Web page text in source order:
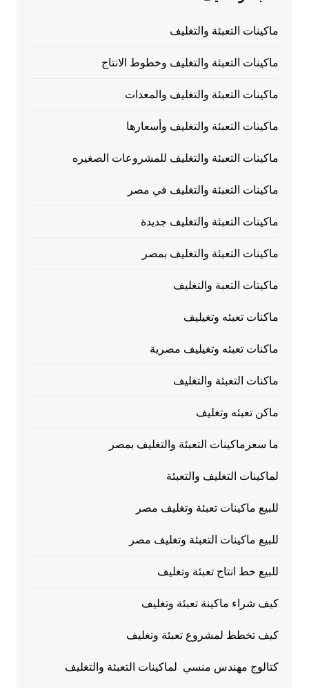
ماكينات التعبئة والتغليف
ماكينات التعبئة والتغليف وخطوط الانتاج
ماكينات التعبئة والتغليف والمعدات
ماكينات التعبئة والتغليف وأسعارها
ماكينات التعبئة والتغليف للمشروعات الصغيره
ماكينات التعبئة والتغليف في مصر
ماكينات التعبئة والتغليف جديدة
ماكينات التعبئة والتغليف بمصر
ماكيتات التعبة والتغليف
ماكنات تعبئه وتغيليف
ماكنات تعبئه وتغيليف مصرية
ماكنات التعبئة والتغليف
ماكن تعبئه وتغليف
ما سعرماكينات التعبئة والتغليف بمصر
لماكينات التغليف والتعبئة
للبيع ماكينات تعبئة وتغليف مصر
للبيع ماكينات التعبئة وتغليف مصر
للبيع خط انتاج تعبئة وتغليف
كيف شراء ماكينة تعبئة وتغليف
كيف تخطط لمشروع تعبئة وتغليف
كتالوج مهندس منسي لماكينات التعبئة والتغليف